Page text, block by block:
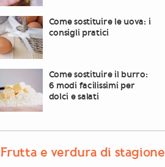
Come sostituire le uova: i
consigli pratici
Come sostituire il burro:
6 modi facilissimi per
dolci e salati
Frutta e verdura di stagione